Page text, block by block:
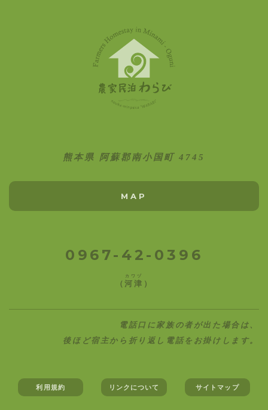
熊本県 阿蘇郡南小国町 4745
MAP
0967-42-0396
（河津
カワヅ
）
電話口に家族の者が出た場合は、
後ほど宿主から折り返し電話をお掛けします。
利用規約 リンクについて サイトマップ